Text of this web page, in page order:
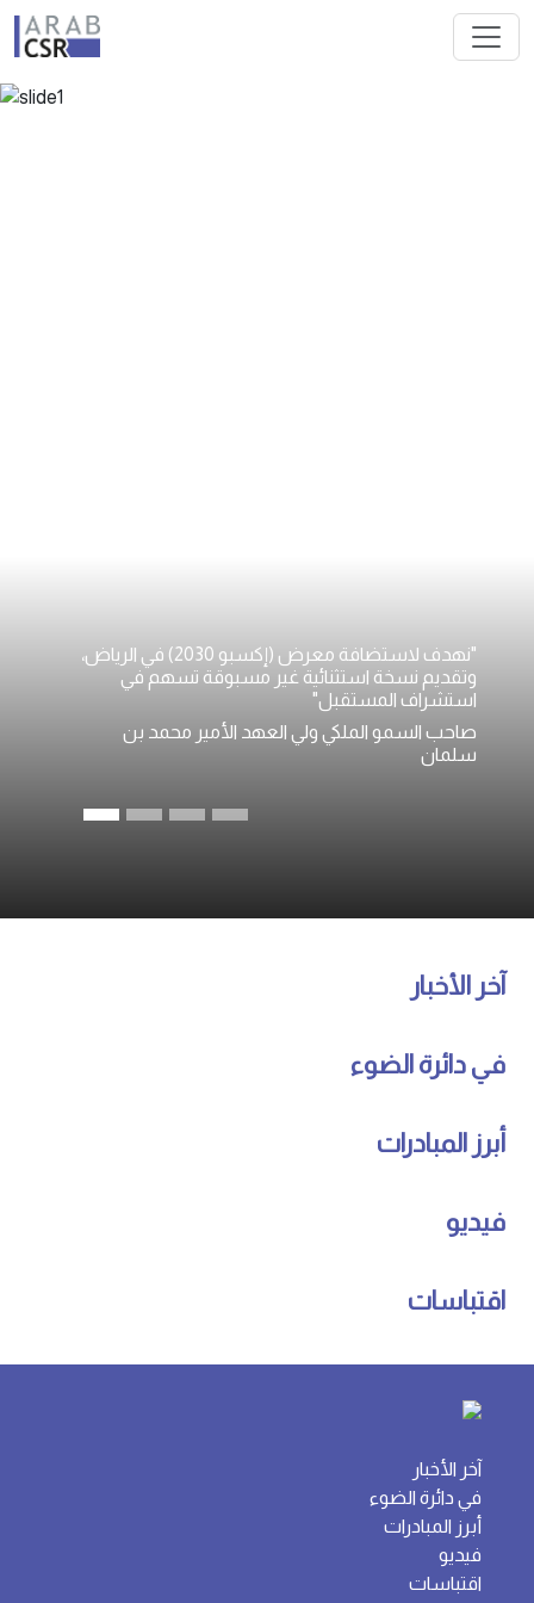
"نهدف لاستضافة معرض (إكسبو 2030) في الرياض،
وتقديم نسخة استثنائية غير مسبوقة تسهم في
استشراف المستقبل"
صاحب السمو الملكي ولي العهد الأمير محمد بن
سلمان
آخر الأخبار
في دائرة الضوء
أبرز المبادرات
فيديو
اقتباسات
آخر الأخبار
في دائرة الضوء
أبرز المبادرات
فيديو
اقتباسات